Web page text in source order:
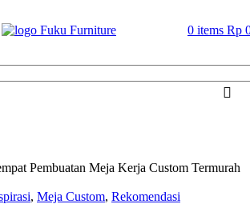
0 items Rp
Pembuatan Meja Kerja Custom Termurah
, Meja Custom, Rekomendasi